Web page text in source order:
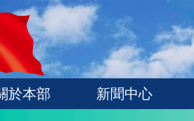
於本部 新聞中心